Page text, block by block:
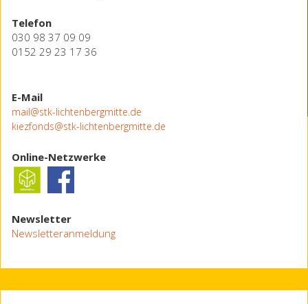
Telefon
030 98 37 09 09
0152 29 23 17 36
E-Mail
mail@stk-lichtenbergmitte.de
kiezfonds@stk-lichtenbergmitte.de
Online-Netzwerke
Newsletter
Newsletteranmeldung